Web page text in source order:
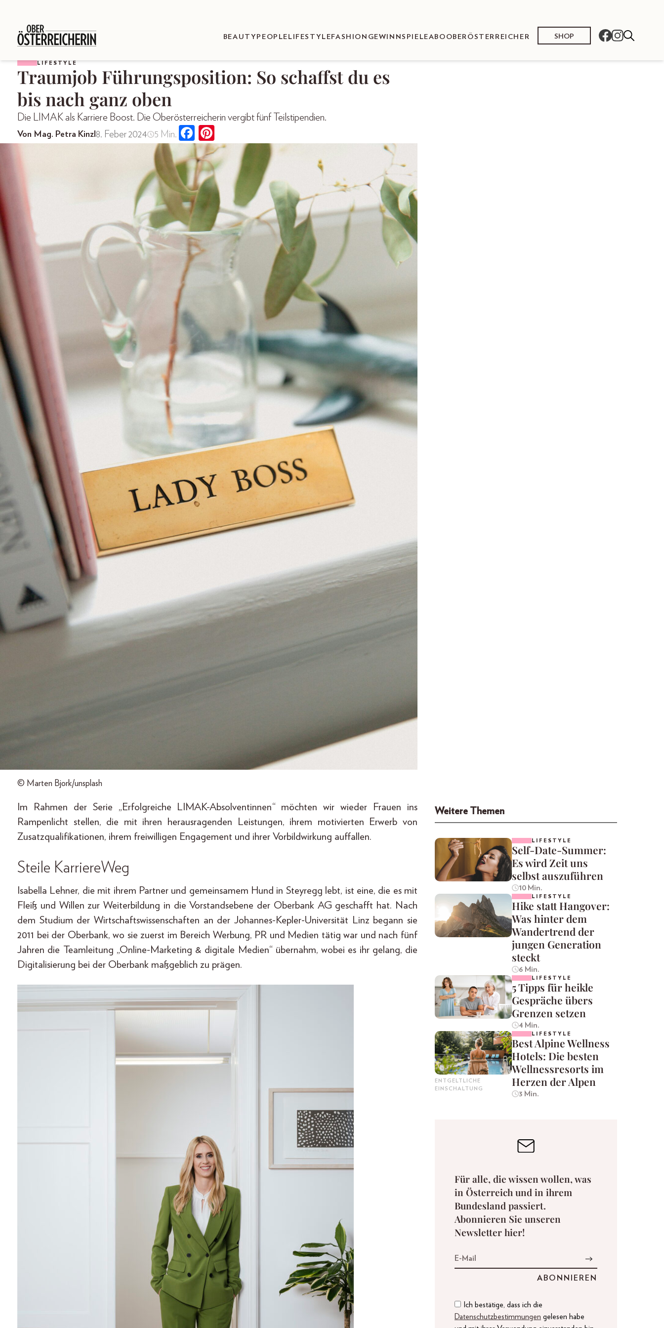
BEAUTY PEOPLE LIFESTYLEFASHION GEWINNSPIELEABO OBERÖSTERREICHER SHOP
LIFESTYLE
Traumjob Führungsposition: So schaffst du es
bis nach ganz oben
Die LIMAK als Karriere Boost. Die Oberösterreicherin vergibt fünf Teilstipendien.
Von Mag. Petra Kinzl 8. Feber 2024 5 Min.
© Marten Bjork/unsplash
Im Rahmen der Serie „Erfolgreiche LIMAK-Absolventinnen“ möchten wir wieder Frauen ins
Rampenlicht stellen, die mit ihren herausragenden Leistungen, ihrem motivierten Erwerb von
Zusatzqualifikationen, ihrem freiwilligen Engagement und ihrer Vorbildwirkung auffallen.
Steile KarriereWeg
Isabella Lehner, die mit ihrem Partner und gemeinsamem Hund in Steyregg lebt, ist eine, die es mit
Fleiß und Willen zur Weiterbildung in die Vorstandsebene der Oberbank AG geschafft hat. Nach
dem Studium der Wirtschaftswissenschaften an der Johannes-Kepler-Universität Linz begann sie
2011 bei der Oberbank, wo sie zuerst im Bereich Werbung, PR und Medien tätig war und nach fünf
Jahren die Teamleitung „Online-Marketing & digitale Medien“ übernahm, wobei es ihr gelang, die
Digitalisierung bei der Oberbank maßgeblich zu prägen.
Weitere Themen
LIFESTYLE
Self-Date-Summer:
Es wird Zeit uns
selbst auszuführen
10 Min.
LIFESTYLE
Hike statt Hangover:
Was hinter dem
Wandertrend der
jungen Generation
steckt
6 Min.
LIFESTYLE
5 Tipps für heikle
Gespräche übers
Grenzen setzen
4 Min.
ENTGELTLICHE
EINSCHALTUNG
LIFESTYLE
Best Alpine Wellness
Hotels: Die besten
Wellnessresorts im
Herzen der Alpen
3 Min.
Für alle, die wissen wollen, was
in Österreich und in ihrem
Bundesland passiert.
Abonnieren Sie unseren
Newsletter hier!
Ich bestätige, dass ich die
Datenschutzbestimmungen gelesen habe